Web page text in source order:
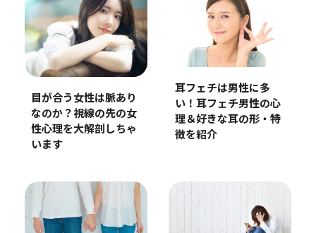
目が合う女性は脈あり
なのか？視線の先の女
性心理を大解剖しちゃ
います
耳フェチは男性に多
い！耳フェチ男性の心
理＆好きな耳の形・特
徴を紹介